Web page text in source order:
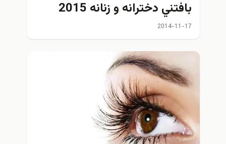
بافتني دخترانه و زنانه 2015
2014-11-17